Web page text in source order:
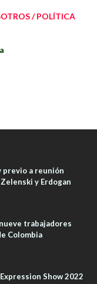
/ POLÍTICA
previo a reunión
y Erdogan
trabajadores
Colombia
Show 2022